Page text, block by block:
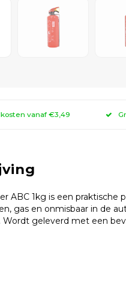
vanaf €3,49
ABC 1kg is een
gas en onmisbaar in de
Wordt geleverd met een